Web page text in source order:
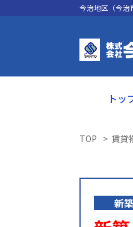
今治地区（今治
トッ
TOP 賃貸
新